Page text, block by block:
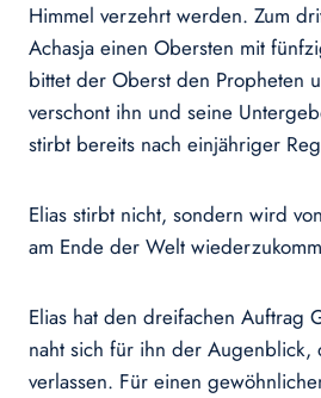
Himmel verzehrt werden. Zum
Achasja einen Obersten mit
bittet der Oberst den Propheten
verschont ihn und seine
stirbt bereits nach einjähriger
Elias stirbt nicht, sondern wird
am Ende der Welt
Elias hat den dreifachen Auftrag
naht sich für ihn der Augenblick,
verlassen. Für einen